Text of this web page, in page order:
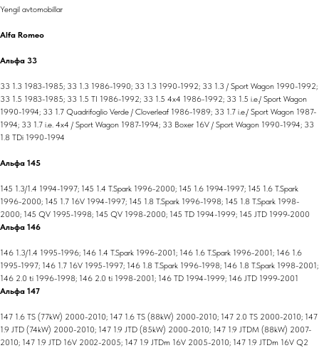
Yengil avtomobillar
Alfa Romeo
Альфа 33
33 1.3 1983-1985; 33 1.3 1986-1990; 33 1.3 1990-1992; 33 1.3 / Sport Wagon 1990-1992;
33 1.5 1983-1985; 33 1.5 TI 1986-1992; 33 1.5 4x4 1986-1992; 33 1.5 i.e./ Sport Wagon
1990-1994; 33 1.7 Quadrifoglio Verde / Cloverleaf 1986-1989; 33 1.7 i.e./ Sport Wagon 1987-
1994; 33 1.7 i.e. 4x4 / Sport Wagon 1987-1994; 33 Boxer 16V / Sport Wagon 1990-1994; 33
1.8 TDi 1990-1994
Альфа 145
145 1.3/1.4 1994-1997; 145 1.4 T.Spark 1996-2000; 145 1.6 1994-1997; 145 1.6 T.Spark
1996-2000; 145 1.7 16V 1994-1997; 145 1.8 T.Spark 1996-1998; 145 1.8 T.Spark 1998-
2000; 145 QV 1995-1998; 145 QV 1998-2000; 145 TD 1994-1999; 145 JTD 1999-2000
Альфа 146
146 1.3/1.4 1995-1996; 146 1.4 T.Spark 1996-2001; 146 1.6 T.Spark 1996-2001; 146 1.6
1995-1997; 146 1.7 16V 1995-1997; 146 1.8 T.Spark 1996-1998; 146 1.8 T.Spark 1998-2001;
146 2.0 ti 1996-1998; 146 2.0 ti 1998-2001; 146 TD 1994-1999; 146 JTD 1999-2001
Альфа 147
147 1.6 TS (77kW) 2000-2010; 147 1.6 TS (88kW) 2000-2010; 147 2.0 TS 2000-2010; 147
1.9 JTD (74kW) 2000-2010; 147 1.9 JTD (85kW) 2000-2010; 147 1.9 JTDM (88kW) 2007-
2010; 147 1.9 JTD 16V 2002-2005; 147 1.9 JTDm 16V 2005-2010; 147 1.9 JTDm 16V Q2